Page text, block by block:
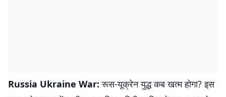
Russia Ukraine War:रूस-यूक्रेन युद्ध कब खत्म होगा? इस